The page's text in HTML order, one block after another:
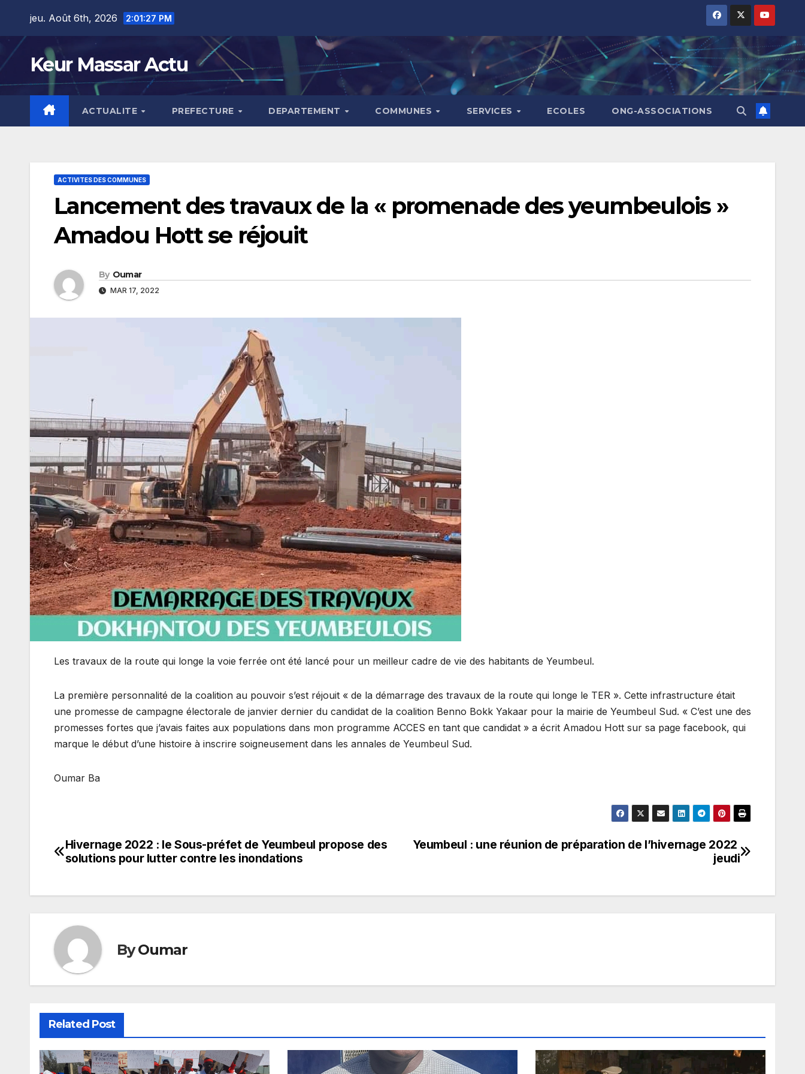
content
jeu. Août 6th, 2026 2:01:28 PM
Keur Massar Actu
ACTUALITE PREFECTURE DEPARTEMENT COMMUNES SERVICES ECOLES ONG-ASSOCIATIONS
ACTIVITES DES COMMUNES
Lancement des travaux de la « promenade des yeumbeulois »
Amadou Hott se réjouit
By Oumar
MAR 17, 2022
Les travaux de la route qui longe la voie ferrée ont été lancé pour un meilleur cadre de vie des habitants de Yeumbeul.
La première personnalité de la coalition au pouvoir s’est réjouit « de la démarrage des travaux de la route qui longe le TER ». Cette infrastructure était
une promesse de campagne électorale de janvier dernier du candidat de la coalition Benno Bokk Yakaar pour la mairie de Yeumbeul Sud. « C’est une des
promesses fortes que j’avais faites aux populations dans mon programme ACCES en tant que candidat » a écrit Amadou Hott sur sa page facebook, qui
marque le début d’une histoire à inscrire soigneusement dans les annales de Yeumbeul Sud.
Oumar Ba
Navigation
l’article
Yeumbeul : une réunion de préparation de l’hivernage 2022
jeudi
Hivernage 2022 : le Sous-préfet de Yeumbeul propose des
solutions pour lutter contre les inondations
ByOumar
Related Post